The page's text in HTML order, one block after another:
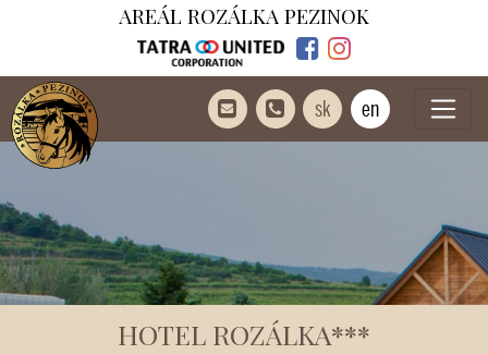
AREÁL ROZÁLKA PEZINOK
sk en
HOTEL ROZÁLKA***